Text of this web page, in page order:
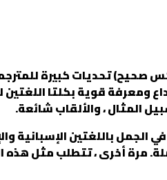
صحيح) تحديات كبيرة
ومعرفة قوية بكلتا
المثال ، والألقاب شائعة.
باللغتين الإسبانية
مرة أخرى ، تتطلب مثل